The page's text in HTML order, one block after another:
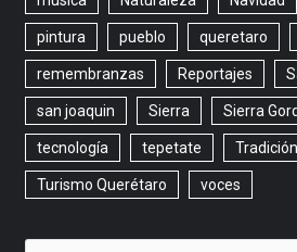
pintura pueblo queretaro
remembranzas Reportajes
san joaquin Sierra Sierra
tecnología tepetate Tradición
Turismo Querétaro voces